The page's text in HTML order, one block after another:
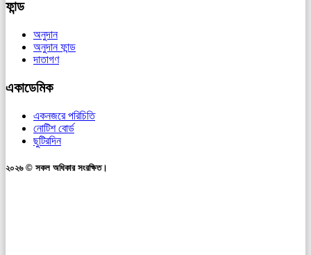
ফান্ড
অনুদান
অনুদান ফান্ড
দাতাগণ
একাডেমিক
একনজরে পরিচিতি
নোটিশ বোর্ড
ছুটিরদিন
২০২৬ © সকল অধিকার সংরক্ষিত।